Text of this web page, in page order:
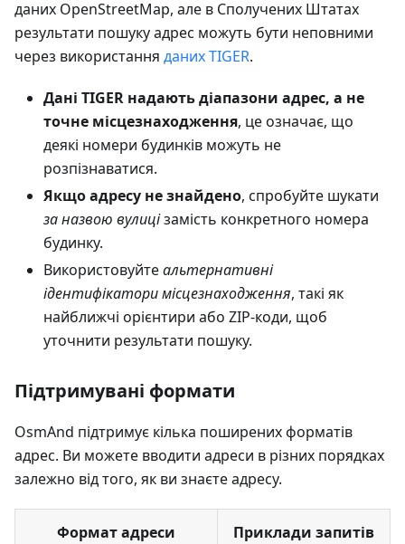
даних OpenStreetMap, але в Сполучених Штатах
результати пошуку адрес можуть бути неповними
через використання даних TIGER.
Дані TIGER надають діапазони адрес, а не
точне місцезнаходження, це означає, що
деякі номери будинків можуть не
розпізнаватися.
Якщо адресу не знайдено, спробуйте шукати
за назвою вулицізамість конкретного номера
будинку.
Використовуйтеальтернативні
ідентифікатори місцезнаходження, такі як
найближчі орієнтири або ZIP-коди, щоб
уточнити результати пошуку.
Підтримувані формати
OsmAnd підтримує кілька поширених форматів
адрес. Ви можете вводити адреси в різних порядках
залежно від того, як ви знаєте адресу.
Формат адреси Приклади запитів